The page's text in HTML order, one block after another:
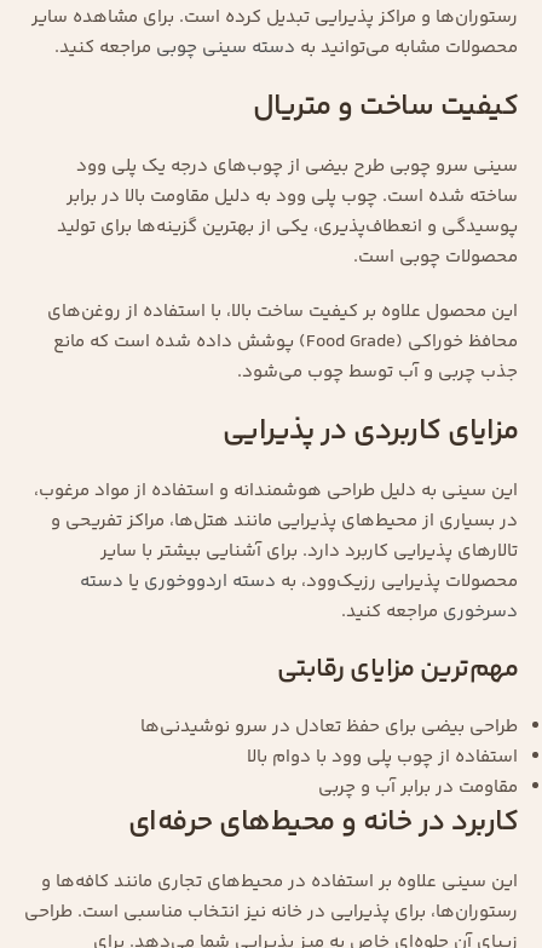
رستوران‌ها و مراکز پذیرایی تبدیل کرده است. برای مشاهده سایر
محصولات مشابه می‌توانید به دسته سینی چوبی مراجعه کنید.
کیفیت ساخت و متریال
سینی سرو چوبی طرح بیضی از چوب‌های درجه یک پلی وود
ساخته شده است. چوب پلی وود به دلیل مقاومت بالا در برابر
پوسیدگی و انعطاف‌پذیری، یکی از بهترین گزینه‌ها برای تولید
محصولات چوبی است.
این محصول علاوه بر کیفیت ساخت بالا، با استفاده از روغن‌های
محافظ خوراکی (Food Grade) پوشش داده شده است که مانع
جذب چربی و آب توسط چوب می‌شود.
مزایای کاربردی در پذیرایی
این سینی به دلیل طراحی هوشمندانه و استفاده از مواد مرغوب،
در بسیاری از محیط‌های پذیرایی مانند هتل‌ها، مراکز تفریحی و
تالارهای پذیرایی کاربرد دارد. برای آشنایی بیشتر با سایر
محصولات پذیرایی رزیک‌وود، به دسته اردووخوری یا دسته
دسرخوری مراجعه کنید.
مهم‌ترین مزایای رقابتی
طراحی بیضی برای حفظ تعادل در سرو نوشیدنی‌ها
استفاده از چوب پلی وود با دوام بالا
مقاومت در برابر آب و چربی
کاربرد در خانه و محیط‌های حرفه‌ای
این سینی علاوه بر استفاده در محیط‌های تجاری مانند کافه‌ها و
رستوران‌ها، برای پذیرایی در خانه نیز انتخاب مناسبی است. طراحی